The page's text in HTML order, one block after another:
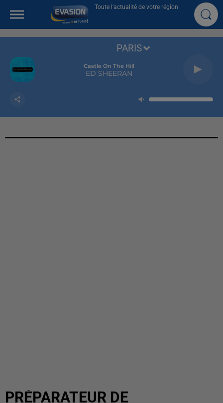
Toute l'actualité de votre région
Castle On The Hill
ED SHEERAN
PARIS
PRÉPARATEUR DE